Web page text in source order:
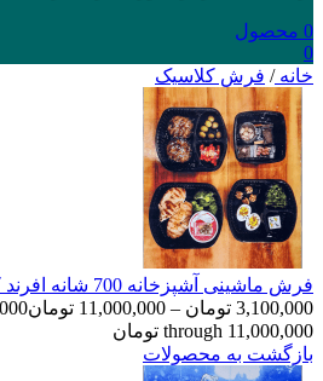
0 محصول
0
خانه/ فرش کلاسیک
فرش ماشینی آشپزخانه 700 شانه افرند کد 400312
3,100,000 تومان –
11,000,000 تومان
through 11,000,000 تومان
بازگشت به محصولات